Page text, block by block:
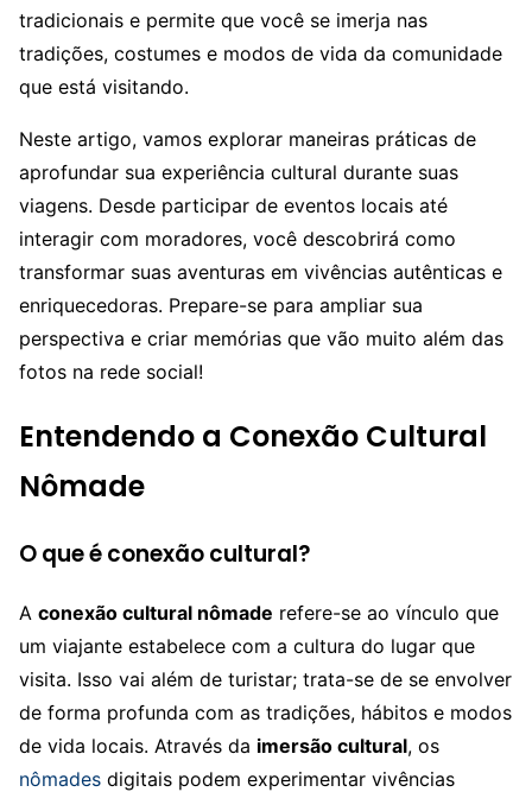
tradicionais e permite que você se imerja nas
tradições, costumes e modos de vida da comunidade
que está visitando.
Neste artigo, vamos explorar maneiras práticas de
aprofundar sua experiência cultural durante suas
viagens. Desde participar de eventos locais até
interagir com moradores, você descobrirá como
transformar suas aventuras em vivências autênticas e
enriquecedoras. Prepare-se para ampliar sua
perspectiva e criar memórias que vão muito além das
fotos na rede social!
Entendendo a Conexão Cultural
Nômade
O que é conexão cultural?
A conexão cultural nômade refere-se ao vínculo que
um viajante estabelece com a cultura do lugar que
visita. Isso vai além de turistar; trata-se de se envolver
de forma profunda com as tradições, hábitos e modos
de vida locais. Através da imersão cultural, os
nômades digitais podem experimentar vivências